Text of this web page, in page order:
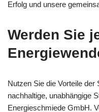
Erfolg und unsere
Werden Sie
Nutzen Sie die Vorteile der
nachhaltige, unabhängige
Energieschmiede GmbH.